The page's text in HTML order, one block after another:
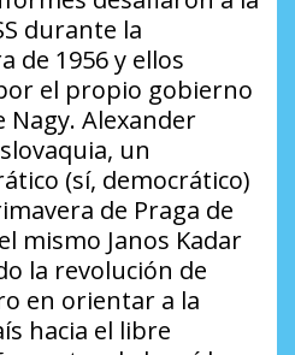
durante la
de 1956 y ellos
el propio gobierno
Alexander
un
(sí, democrático)
de Praga de
mismo Janos Kadar
la revolución de
en orientar a la
hacia el libre